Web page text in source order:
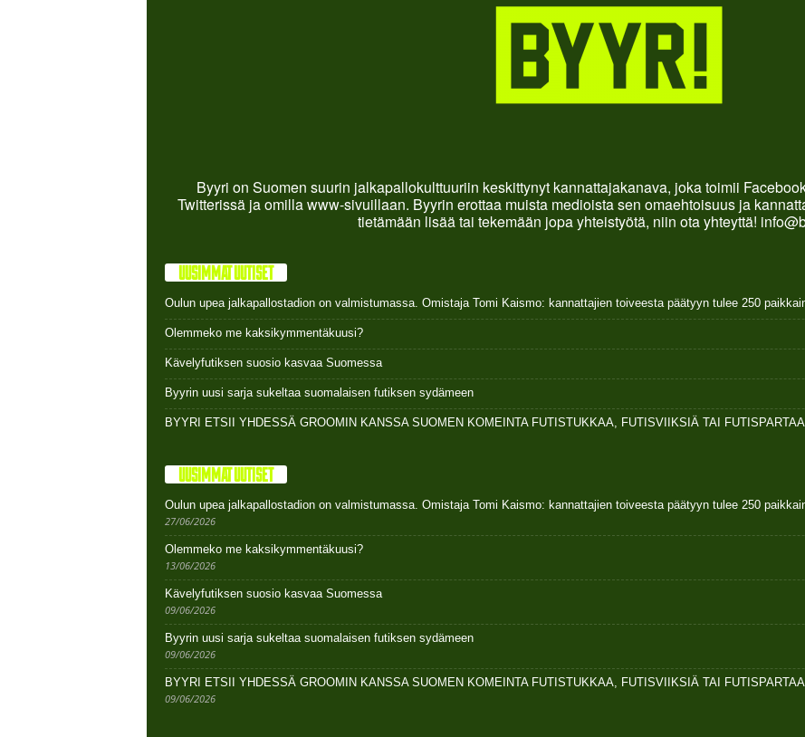
Byyri on Suomen suurin jalkapallokulttuuriin keskittynyt kannattajakanava, joka toimii
Twitterissä ja omilla www-sivuillaan. Byyrin erottaa muista medioista sen omaehtoisuus ja
tietämään lisää tai tekemään jopa yhteistyötä, niin ota yhteyttä!
UUSIMMAT UUTISET
Oulun upea jalkapallostadion on valmistumassa. Omistaja Tomi Kaismo: kannattajien toiveesta päätyyn tulee 250
Olemmeko me kaksikymmentäkuusi?
Kävelyfutiksen suosio kasvaa Suomessa
Byyrin uusi sarja sukeltaa suomalaisen futiksen sydämeen
BYYRI ETSII YHDESSÄ GROOMIN KANSSA SUOMEN KOMEINTA FUTISTUKKAA, FUTISVIIKSIÄ TAI
UUSIMMAT UUTISET
Oulun upea jalkapallostadion on valmistumassa. Omistaja Tomi Kaismo: kannattajien toiveesta päätyyn tulee 250
27/06/2026
Olemmeko me kaksikymmentäkuusi?
13/06/2026
Kävelyfutiksen suosio kasvaa Suomessa
09/06/2026
Byyrin uusi sarja sukeltaa suomalaisen futiksen sydämeen
09/06/2026
BYYRI ETSII YHDESSÄ GROOMIN KANSSA SUOMEN KOMEINTA FUTISTUKKAA, FUTISVIIKSIÄ TAI
09/06/2026